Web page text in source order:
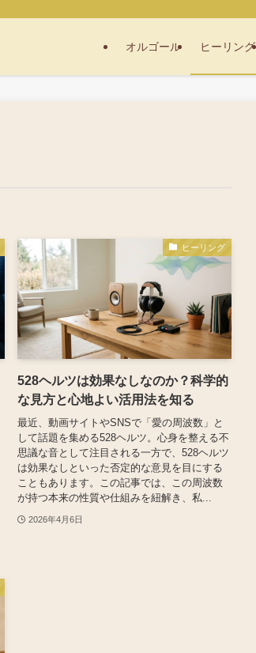
オルゴール ヒーリング
ヒーリング
528ヘルツは効果なしなのか？科学的
な見方と心地よい活用法を知る
最近、動画サイトやSNSで「愛の周波数」と
して話題を集める528ヘルツ。心身を整える不
思議な音として注目される一方で、528ヘルツ
は効果なしといった否定的な意見を目にする
こともあります。この記事では、この周波数
が持つ本来の性質や仕組みを紐解き、私...
2026年4月6日